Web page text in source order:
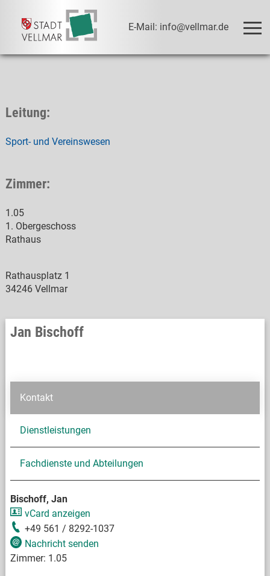
E-Mail: info@vellmar.de
Leitung:
Sport- und Vereinswesen
Zimmer:
1.05
1. Obergeschoss
Rathaus
Rathausplatz 1
34246 Vellmar
Jan Bischoff
Kontakt
Dienstleistungen
Fachdienste und Abteilungen
Bischoff, Jan
vCard anzeigen
+49 561 / 8292-1037
Nachricht senden
Zimmer: 1.05